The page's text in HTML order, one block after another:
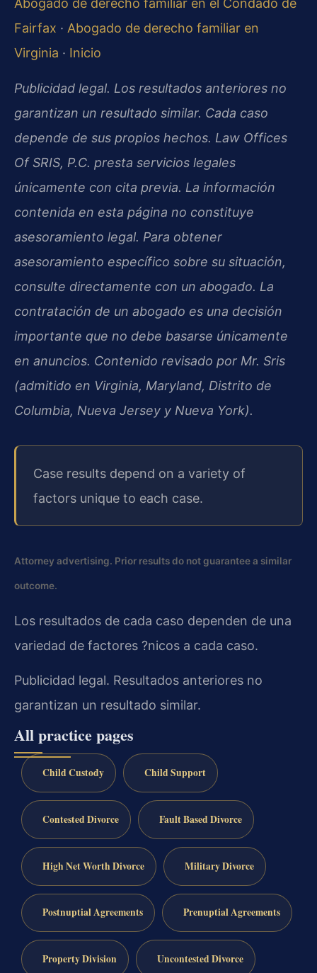
Abogado de derecho familiar en el Condado de
Fairfax · Abogado de derecho familiar en
Virginia · Inicio
Publicidad legal. Los resultados anteriores no
garantizan un resultado similar. Cada caso
depende de sus propios hechos. Law Offices
Of SRIS, P.C. presta servicios legales
únicamente con cita previa. La información
contenida en esta página no constituye
asesoramiento legal. Para obtener
asesoramiento específico sobre su situación,
consulte directamente con un abogado. La
contratación de un abogado es una decisión
importante que no debe basarse únicamente
en anuncios. Contenido revisado por Mr. Sris
(admitido en Virginia, Maryland, Distrito de
Columbia, Nueva Jersey y Nueva York).
Case results depend on a variety of
factors unique to each case.
Attorney advertising. Prior results do not guarantee a similar
outcome.
Los resultados de cada caso dependen de una
variedad de factores ?nicos a cada caso.
Publicidad legal. Resultados anteriores no
garantizan un resultado similar.
All practice pages
Child Custody Child Support
Contested Divorce Fault Based Divorce
High Net Worth Divorce Military Divorce
Postnuptial Agreements Prenuptial Agreements
Property Division Uncontested Divorce